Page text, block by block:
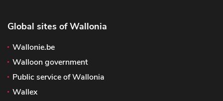
Global sites of Wallonia
Wallonie.be
Walloon government
Public service of Wallonia
Wallex